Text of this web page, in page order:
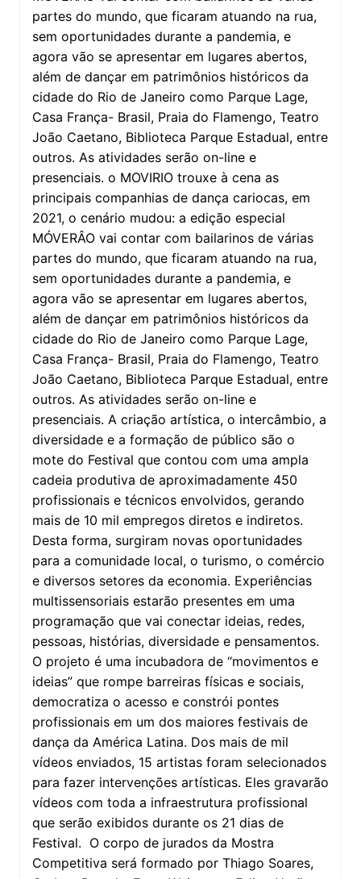
partes do mundo, que ficaram atuando na rua,
sem oportunidades durante a pandemia, e
agora vão se apresentar em lugares abertos,
além de dançar em patrimônios históricos da
cidade do Rio de Janeiro como Parque Lage,
Casa França- Brasil, Praia do Flamengo, Teatro
João Caetano, Biblioteca Parque Estadual, entre
outros. As atividades serão on-line e
presenciais. o MOVIRIO trouxe à cena as
principais companhias de dança cariocas, em
2021, o cenário mudou: a edição especial
MÓVERÂO vai contar com bailarinos de várias
partes do mundo, que ficaram atuando na rua,
sem oportunidades durante a pandemia, e
agora vão se apresentar em lugares abertos,
além de dançar em patrimônios históricos da
cidade do Rio de Janeiro como Parque Lage,
Casa França- Brasil, Praia do Flamengo, Teatro
João Caetano, Biblioteca Parque Estadual, entre
outros. As atividades serão on-line e
presenciais. A criação artística, o intercâmbio, a
diversidade e a formação de público são o
mote do Festival que contou com uma ampla
cadeia produtiva de aproximadamente 450
profissionais e técnicos envolvidos, gerando
mais de 10 mil empregos diretos e indiretos.
Desta forma, surgiram novas oportunidades
para a comunidade local, o turismo, o comércio
e diversos setores da economia. Experiências
multissensoriais estarão presentes em uma
programação que vai conectar ideias, redes,
pessoas, histórias, diversidade e pensamentos.
O projeto é uma incubadora de “movimentos e
ideias” que rompe barreiras físicas e sociais,
democratiza o acesso e constrói pontes
profissionais em um dos maiores festivais de
dança da América Latina. Dos mais de mil
vídeos enviados, 15 artistas foram selecionados
para fazer intervenções artísticas. Eles gravarão
vídeos com toda a infraestrutura profissional
que serão exibidos durante os 21 dias de
Festival. O corpo de jurados da Mostra
Competitiva será formado por Thiago Soares,